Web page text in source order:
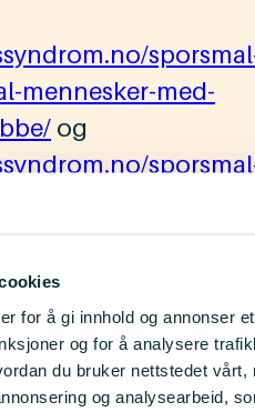
for å gi innhold og annonser
og for å analysere
du bruker nettstedet vårt,
og analysearbeid,
mennesker-med-
og
i-arbeidslivet/
du har fått svar
er til hjelp.